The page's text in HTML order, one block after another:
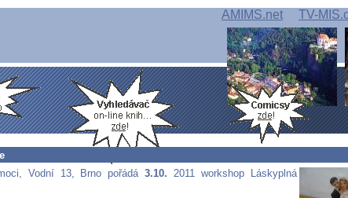
AMIMS.net TV-
Vodní 13, Brno pořádá3.10. 2011 workshop Láskyplná